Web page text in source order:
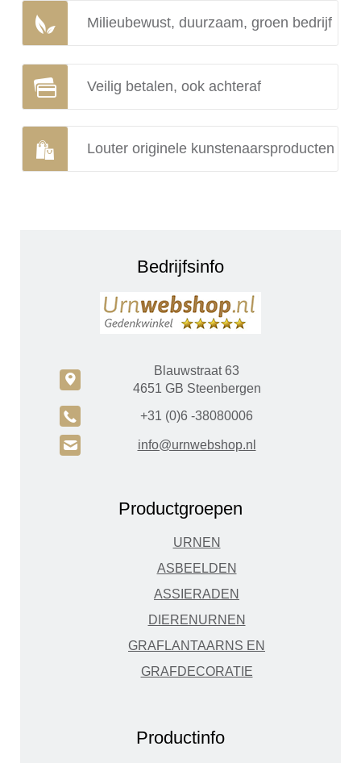
Milieubewust, duurzaam, groen bedrijf
Veilig betalen, ook achteraf
Louter originele kunstenaarsproducten
Bedrijfsinfo
c
Blauwstraat 63
4651 GB Steenbergen
A +31 (0)6 -38080006
H info@urnwebshop.nl
Productgroepen
URNEN
ASBEELDEN
ASSIERADEN
DIERENURNEN
GRAFLANTAARNS EN
GRAFDECORATIE
Productinfo